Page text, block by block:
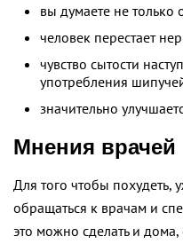
вы думаете не только
человек перестает
чувство сытости
употребления
значительно
Мнения врачей
Для того чтобы похудеть,
обращаться к врачам и
это можно сделать и дома,